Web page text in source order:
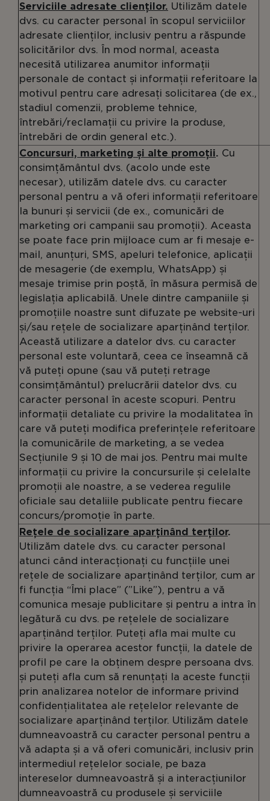
Serviciile adresate clienților. Utilizăm datele
dvs. cu caracter personal în scopul serviciilor
adresate clienților, inclusiv pentru a răspunde
solicitărilor dvs. În mod normal, aceasta
necesită utilizarea anumitor informații
personale de contact și informații referitoare la
motivul pentru care adresați solicitarea (de ex.,
stadiul comenzii, probleme tehnice,
întrebări/reclamații cu privire la produse,
întrebări de ordin general etc.).
Concursuri, marketing și alte promoții. Cu
consimțământul dvs. (acolo unde este
necesar), utilizăm datele dvs. cu caracter
personal pentru a vă oferi informații referitoare
la bunuri și servicii (de ex., comunicări de
marketing ori campanii sau promoții). Aceasta
se poate face prin mijloace cum ar fi mesaje e-
mail, anunțuri, SMS, apeluri telefonice, aplicații
de mesagerie (de exemplu, WhatsApp) și
mesaje trimise prin poștă, în măsura permisă de
legislația aplicabilă. Unele dintre campaniile și
promoțiile noastre sunt difuzate pe website-uri
și/sau rețele de socializare aparținând terților.
Această utilizare a datelor dvs. cu caracter
personal este voluntară, ceea ce înseamnă că
vă puteți opune (sau vă puteți retrage
consimțământul) prelucrării datelor dvs. cu
caracter personal în aceste scopuri. Pentru
informații detaliate cu privire la modalitatea în
care vă puteți modifica preferințele referitoare
la comunicările de marketing, a se vedea
Secțiunile 9 și 10 de mai jos. Pentru mai multe
informații cu privire la concursurile și celelalte
promoții ale noastre, a se vederea regulile
oficiale sau detaliile publicate pentru fiecare
concurs/promoție în parte.
Rețele de socializare aparținând terților.
Utilizăm datele dvs. cu caracter personal
atunci când interacționați cu funcțiile unei
rețele de socializare aparținând terților, cum ar
fi funcția “Îmi place” (”Like”), pentru a vă
comunica mesaje publicitare și pentru a intra în
legătură cu dvs. pe rețelele de socializare
aparținând terților. Puteți afla mai multe cu
privire la operarea acestor funcții, la datele de
profil pe care la obținem despre persoana dvs.
și puteți afla cum să renunțați la aceste funcții
prin analizarea notelor de informare privind
confidențialitatea ale rețelelor relevante de
socializare aparținând terților. Utilizăm datele
dumneavoastră cu caracter personal pentru a
vă adapta și a vă oferi comunicări, inclusiv prin
intermediul rețelelor sociale, pe baza
intereselor dumneavoastră și a interacțiunilor
dumneavoastră cu produsele și serviciile